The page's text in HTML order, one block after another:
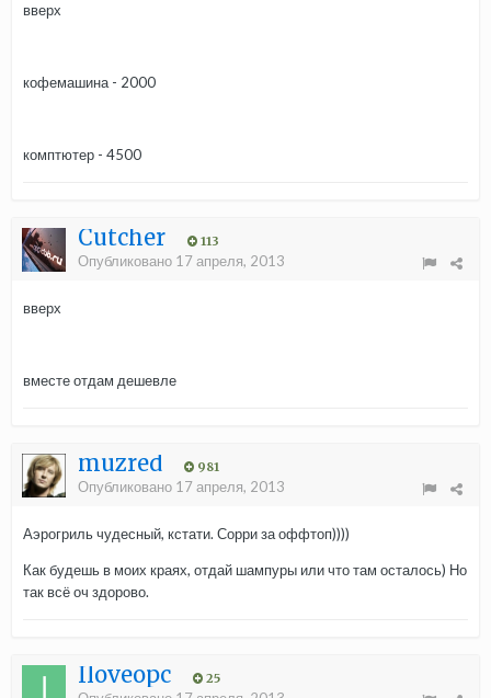
вверх
кофемашина - 2000
комптютер - 4500
Cutcher 113
Опубликовано 17 апреля, 2013
вверх
вместе отдам дешевле
muzred 981
Опубликовано 17 апреля, 2013
Аэрогриль чудесный, кстати. Сорри за оффтоп))))
Как будешь в моих краях, отдай шампуры или что там осталось) Но
так всё оч здорово.
Iloveopc 25